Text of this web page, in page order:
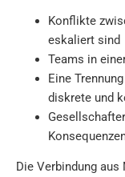
Konflikte
eskaliert sind
Teams in
Eine
diskrete und
Die Verbindung